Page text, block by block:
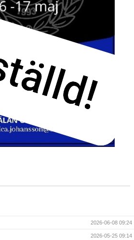
2026-06-08 09:24
2026-05-25 09:14